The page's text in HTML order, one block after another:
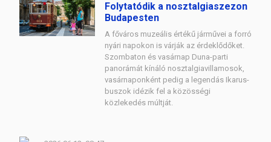
Folytatódik a nosztalgiaszezon
Budapesten
A főváros muzeális értékű járművei a forró
nyári napokon is várják az érdeklődőket.
Szombaton és vasárnap Duna-parti
panorámát kínáló nosztalgiavillamosok,
vasárnaponként pedig a legendás Ikarus-
buszok idézik fel a közösségi
közlekedés múltját.